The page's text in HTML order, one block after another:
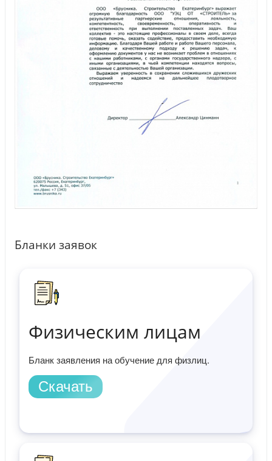
Бланки заявок
Физическим лицам
Бланк заявления на обучение для физлиц.
Скачать